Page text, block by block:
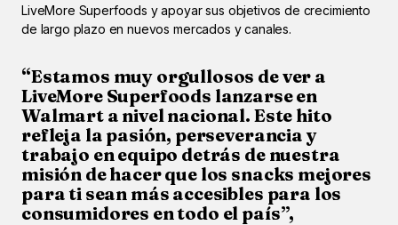
LiveMore Superfoods y apoyar sus objetivos de crecimiento
de largo plazo en nuevos mercados y canales.
“Estamos muy orgullosos de ver a
LiveMore Superfoods lanzarse en
Walmart a nivel nacional. Este hito
refleja la pasión, perseverancia y
trabajo en equipo detrás de nuestra
misión de hacer que los snacks mejores
para ti sean más accesibles para los
consumidores en todo el país”,